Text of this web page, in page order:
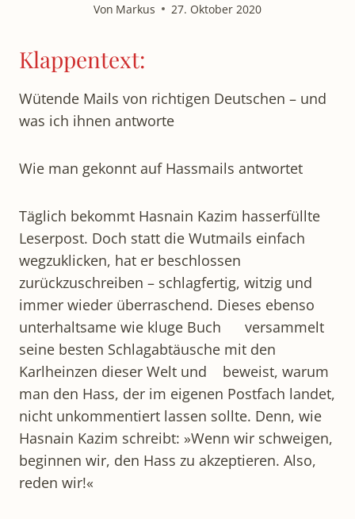
Von Markus 27. Oktober 2020
Klappentext:
Wütende Mails von richtigen Deutschen – und
was ich ihnen antworte
Wie man gekonnt auf Hassmails antwortet
Täglich bekommt Hasnain Kazim hasserfüllte
Leserpost. Doch statt die Wutmails einfach
wegzuklicken, hat er beschlossen
zurückzuschreiben – schlagfertig, witzig und
immer wieder überraschend. Dieses ebenso
unterhaltsame wie kluge Buch versammelt
seine besten Schlagabtäusche mit den
Karlheinzen dieser Welt und beweist, warum
man den Hass, der im eigenen Postfach landet,
nicht unkommentiert lassen sollte. Denn, wie
Hasnain Kazim schreibt: »Wenn wir schweigen,
beginnen wir, den Hass zu akzeptieren. Also,
reden wir!«